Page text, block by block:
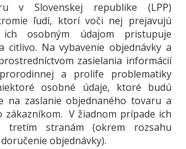
v Slovenskej republike (LPP)
ľudí, ktorí voči nej prejavujú
osobným údajom pristupuje
citlivo. Na vybavenie objednávky a
zasielania informácií
a prolife problematiky
osobné údaje, ktoré budú
na zaslanie objednaného tovaru a
zákazníkom. V žiadnom prípade ich
tretím stranám (okrem rozsahu
objednávky).